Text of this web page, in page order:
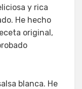
y rica
He hecho
original,
blanca. He